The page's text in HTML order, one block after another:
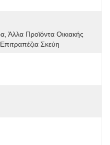
Άλλα Προϊόντα Οικιακής
Σκεύη